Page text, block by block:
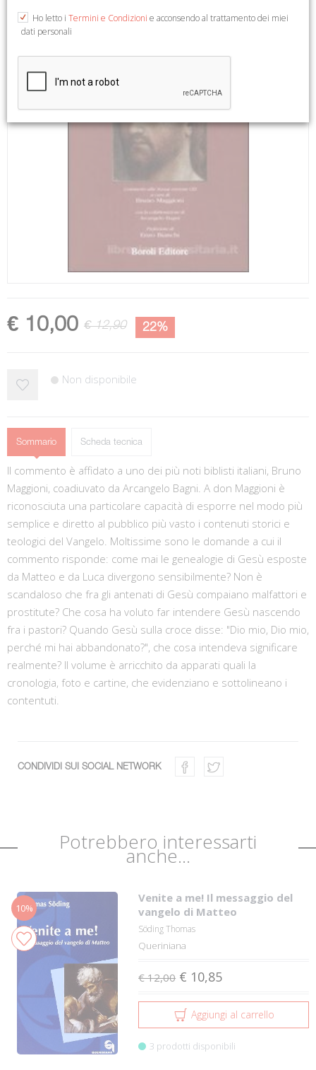
€ 10,00 € 12,90 22%
Non disponibile
Sommario Scheda tecnica
Il commento è affidato a uno dei più noti biblisti italiani, Bruno
Maggioni, coadiuvato da Arcangelo Bagni. A don Maggioni è
riconosciuta una particolare capacità di esporre nel modo più
semplice e diretto al pubblico più vasto i contenuti storici e
teologici del Vangelo. Moltissime sono le domande a cui il
commento risponde: come mai le genealogie di Gesù esposte
da Matteo e da Luca divergono sensibilmente? Non è
scandaloso che fra gli antenati di Gesù compaiano malfattori e
prostitute? Che cosa ha voluto far intendere Gesù nascendo
fra i pastori? Quando Gesù sulla croce disse: "Dio mio, Dio mio,
perché mi hai abbandonato?", che cosa intendeva significare
realmente? Il volume è arricchito da apparati quali la
cronologia, foto e cartine, che evidenziano e sottolineano i
contentuti.
CONDIVIDI SUI SOCIAL NETWORK
Potrebbero interessarti
anche...
10%
Venite a me! Il messaggio del
vangelo di Matteo
Söding Thomas
Queriniana
€ 12,00 € 10,85
Aggiungi al carrello
3 prodotti disponibili
Ho letto i Termini e Condizioni e acconsendo al trattamento dei miei
dati personali